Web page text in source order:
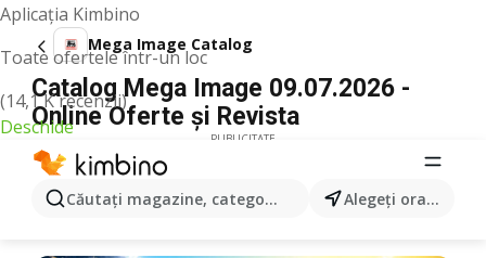
Aplicația Kimbino
Toate ofertele într-un loc
(14,1 K recenzii)
Deschide
Căutaţi magazine, categorii, produse... Alegeţi oraşul
Mega Image Catalog
Catalog Mega Image 09.07.2026 -
Online Oferte şi Revista
PUBLICITATE